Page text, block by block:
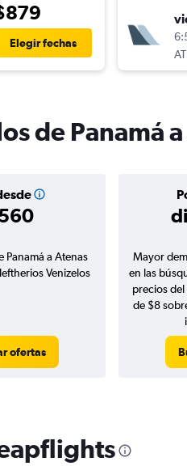
Elegir fechas
de Panamá
Panamá a Atenas
Venizelos
ofertas
Mayor
en las
precios
de $8